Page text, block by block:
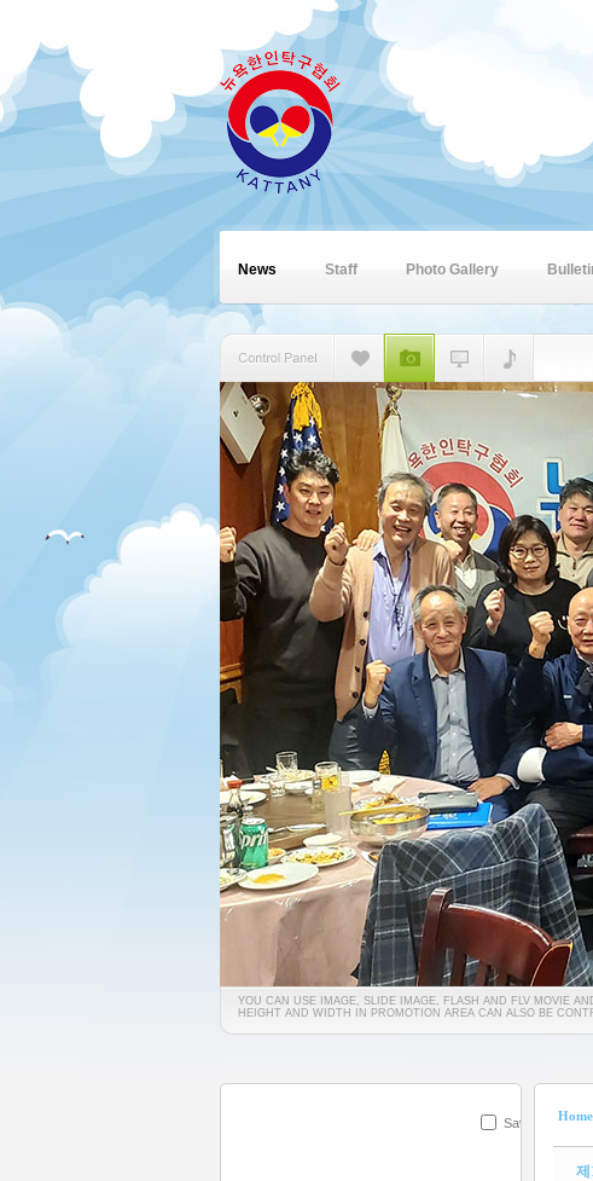
News Staff Photo Gallery
YOU CAN USE IMAGE, SLIDE IMAGE, FLASH AND FLV MOVIE
HEIGHT AND WIDTH IN PROMOTION AREA CAN ALSO BE
Save Home
제